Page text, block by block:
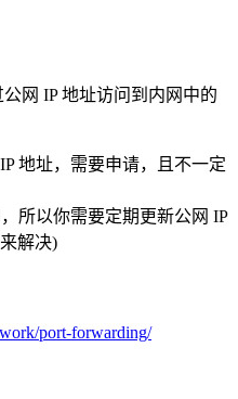
网 IP 地址访问到内网中的
地址，需要申请，且不一定
所以你需要定期更新公网 IP
来解决)
port-forwarding/